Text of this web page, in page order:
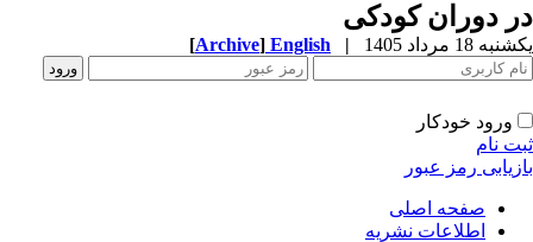
دوران کودکی
18 مرداد 1405 |
English
[Archive]
ورود خودکار
نام
رمز عبور
صفحه اصلی
اطلاعات نشریه